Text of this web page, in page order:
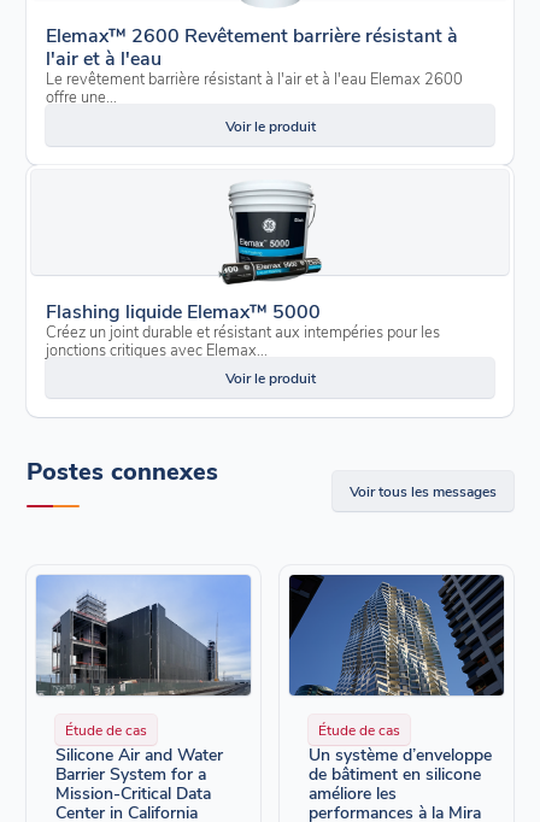
Elemax™ 2600 Revêtement barrière résistant à
l'air et à l'eau
Le revêtement barrière résistant à l'air et à l'eau Elemax 2600
offre une...
Voir le produit
Flashing liquide Elemax™ 5000
Créez un joint durable et résistant aux intempéries pour les
jonctions critiques avec Elemax...
Voir le produit
Postes connexes
Voir tous les messages
Étude de cas
Silicone Air and Water
Barrier System for a
Mission-Critical Data
Center in California
Étude de cas
Un système d’enveloppe
de bâtiment en silicone
améliore les
performances à la Mira